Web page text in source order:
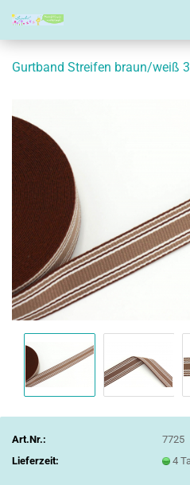
Gurtband Streifen braun/weiß
Art.Nr.:
7725
Lieferzeit:
4